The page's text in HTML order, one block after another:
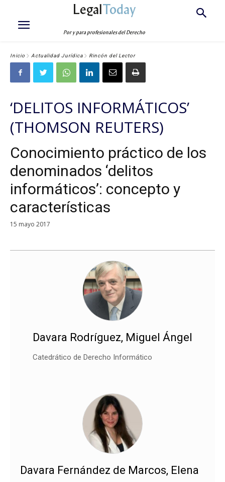
LegalToday
Por y para profesionales del Derecho
Inicio Actualidad Jurídica Rincón del Lector
‘DELITOS INFORMÁTICOS’
(THOMSON REUTERS)
Conocimiento práctico de los
denominados ‘delitos
informáticos’: concepto y
características
15 mayo 2017
Davara Rodríguez, Miguel Ángel
Catedrático de Derecho Informático
Davara Fernández de Marcos, Elena